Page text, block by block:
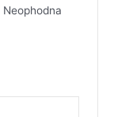
Neophodna